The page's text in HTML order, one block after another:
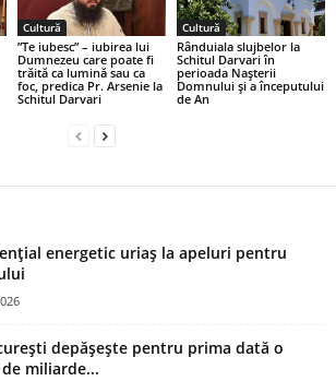
Cultură
”Te iubesc” – iubirea lui
Dumnezeu care poate fi
trăită ca lumină sau ca
foc, predica Pr. Arsenie la
Schitul Darvari
Cultură
Rânduiala slujbelor la
Schitul Darvari în
perioada Nașterii
Domnului și a începutului
de An
energetic uriaș la apeluri pentru
depășește pentru prima dată o
miliarde...